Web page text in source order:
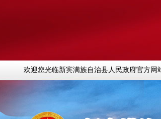
欢迎您光临新宾满族自治县人民政府官方网